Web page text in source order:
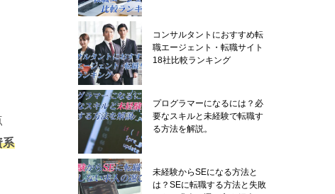
系
コンサルタントにおすすめ転
職エージェント・転職サイト
18社比較ランキング
プログラマーになるには？必
要なスキルと未経験で転職す
る方法を解説。
未経験からSEになる方法と
は？SEに転職する方法と失敗